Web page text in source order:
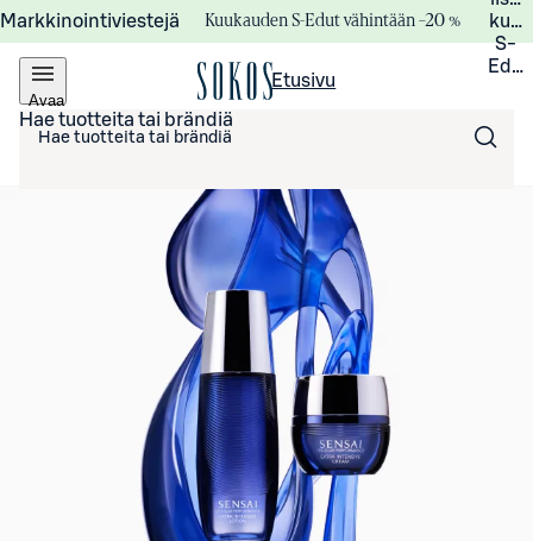
Markkinointiviestejä Kuukauden S-Edut vähintään –20 %
S-
Avaa
valikko
Etusivu
Hae tuotteita tai brändiä